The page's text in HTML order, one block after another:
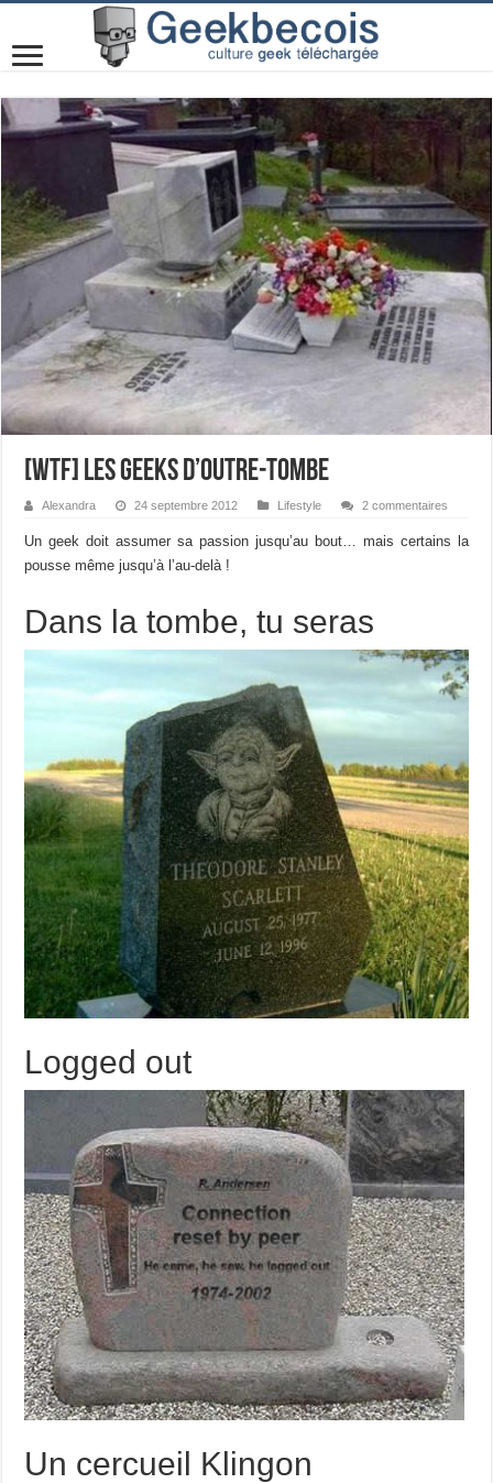
[WTF] Les Geeks d’outre-tombe
Alexandra 24 septembre 2012 Lifestyle 2 commentaires
Un geek doit assumer sa passion jusqu’au bout… mais certains la
pousse même jusqu’à l’au-delà !
Dans la tombe, tu seras
Logged out
Un cercueil Klingon